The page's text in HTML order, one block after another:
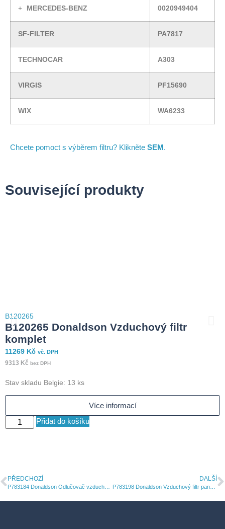
MERCEDES-BENZ 0020949404
SF-FILTER PA7817
TECHNOCAR A303
VIRGIS PF15690
WIX WA6233
Chcete pomoct s výběrem filtru? Klikněte SEM.
Související produkty
B120265
B120265 Donaldson Vzduchový filtr
komplet
11269 Kč vč. DPH
9313 Kč bez DPH
Stav skladu Belgie: 13 ks
Více informací
Přidat do košíku
PŘEDCHOZÍ DALŠÍ
P783198 Donaldson Vzduchový filtr panelová vložka